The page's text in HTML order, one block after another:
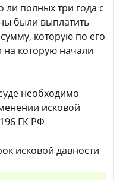
ли полных три года с
были выплатить
которую по его
которую начали
необходимо
исковой
ГК РФ
исковой давности